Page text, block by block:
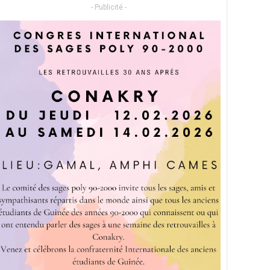
- Publicité -